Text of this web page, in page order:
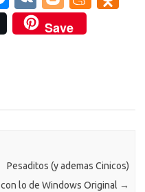
es
se
K o
g
i
Save
Pesaditos (y ademas Cinicos)
con lo de Windows Original →